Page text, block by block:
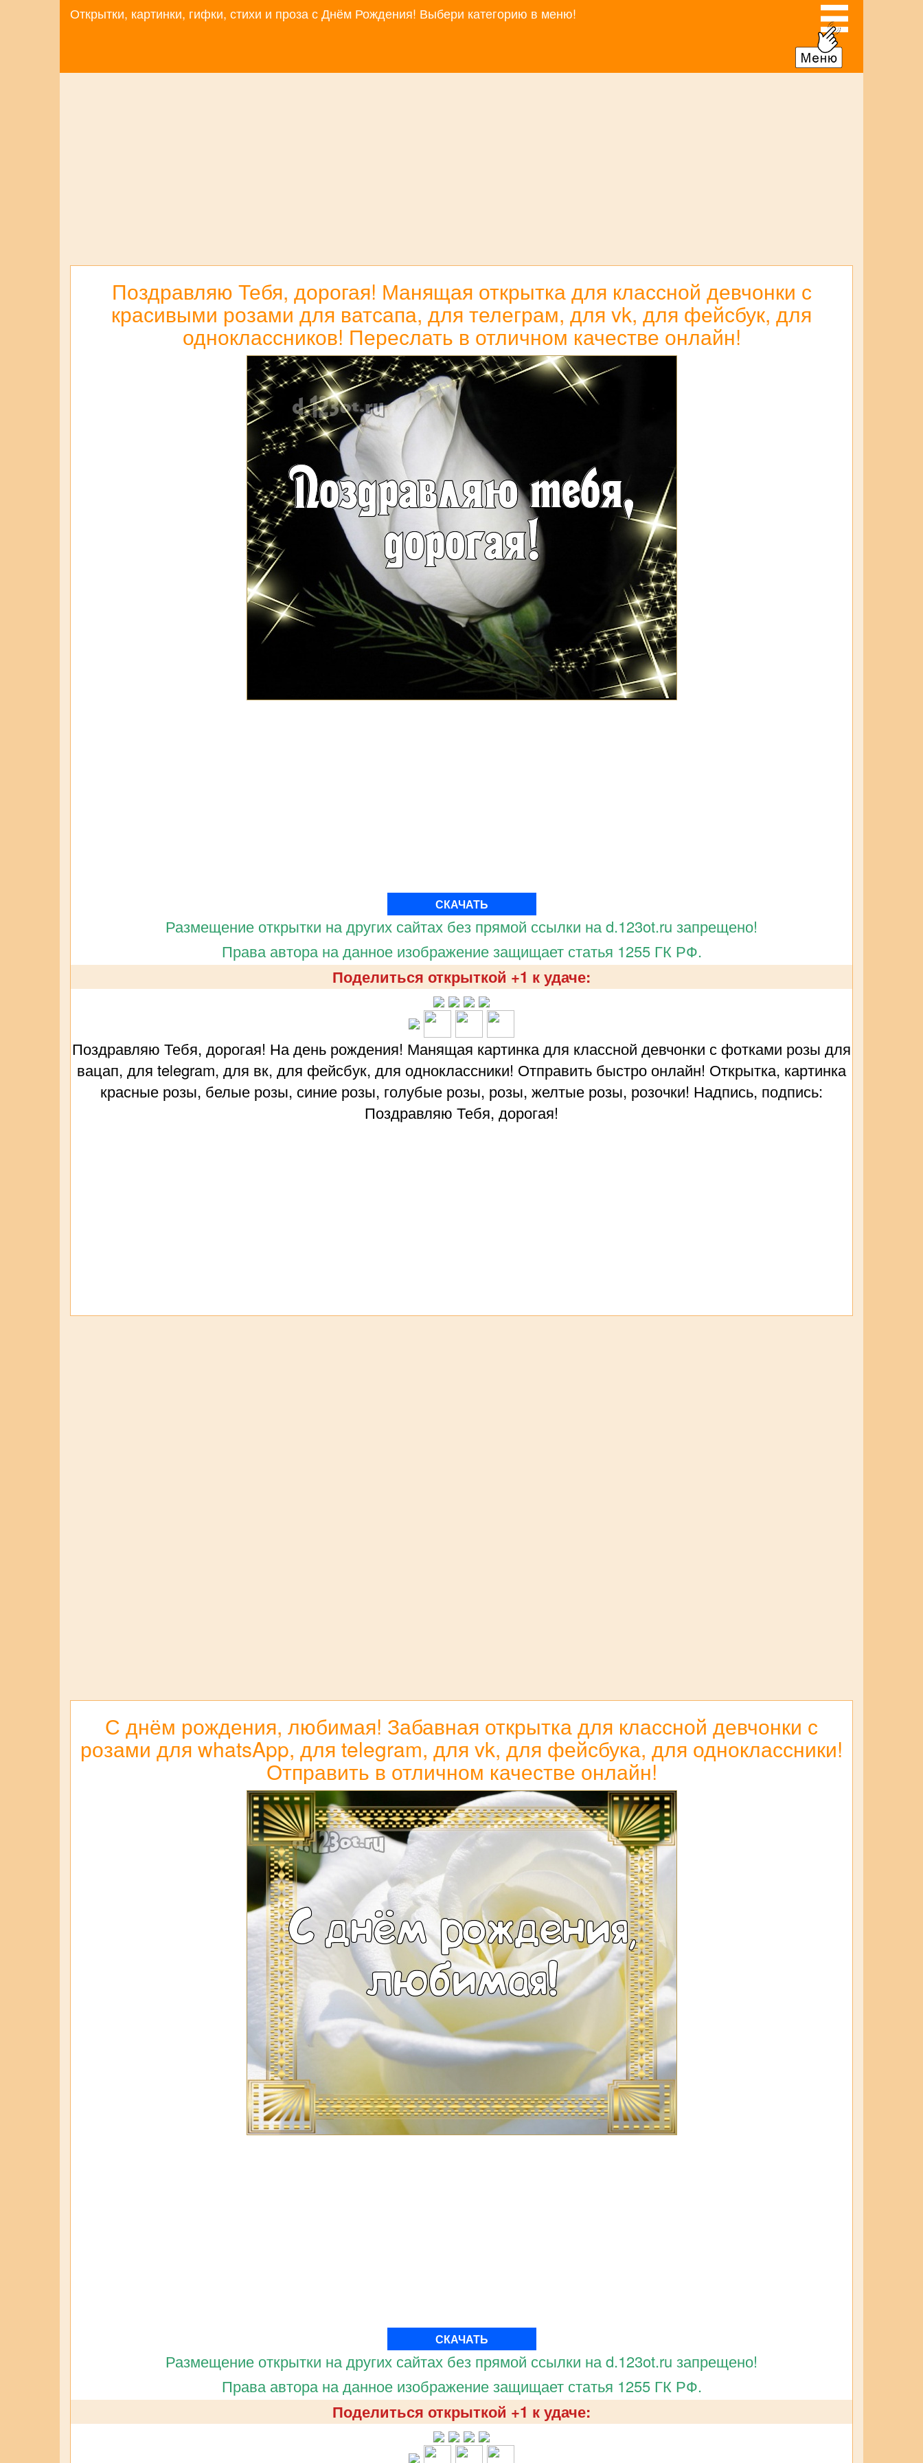
Открытки, картинки, гифки, стихи и проза с Днём Рождения! Выбери категорию в меню!
Поздравляю Тебя, дорогая! Манящая открытка для классной девчонки с
красивыми розами для ватсапа, для телеграм, для vk, для фейсбук, для
одноклассников! Переслать в отличном качестве онлайн!
СКАЧАТЬ
Размещение открытки на других сайтах без прямой ссылки на d.123ot.ru запрещено!
Права автора на данное изображение защищает статья 1255 ГК РФ.
Поделиться открыткой +1 к удаче:
Поздравляю Тебя, дорогая! На день рождения! Манящая картинка для классной девчонки с фотками розы для
вацап, для telegram, для вк, для фейсбук, для одноклассники! Отправить быстро онлайн! Открытка, картинка
красные розы, белые розы, синие розы, голубые розы, розы, желтые розы, розочки! Надпись, подпись:
Поздравляю Тебя, дорогая!
С днём рождения, любимая! Забавная открытка для классной девчонки с
розами для whatsApp, для telegram, для vk, для фейсбука, для одноклассники!
Отправить в отличном качестве онлайн!
СКАЧАТЬ
Размещение открытки на других сайтах без прямой ссылки на d.123ot.ru запрещено!
Права автора на данное изображение защищает статья 1255 ГК РФ.
Поделиться открыткой +1 к удаче: